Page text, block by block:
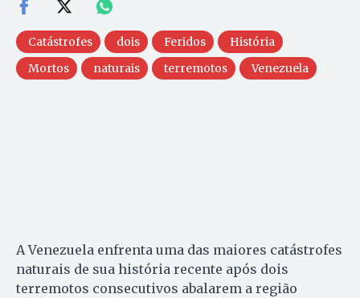
Catástrofes dois Feridos
História
Mortos
naturais terremotos Venezuela
A Venezuela enfrenta uma das maiores catástrofes
naturais de sua história recente após dois
terremotos consecutivos abalarem a região